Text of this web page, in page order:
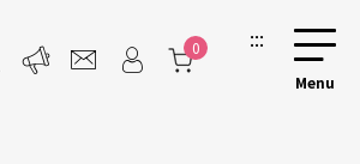
0 :::